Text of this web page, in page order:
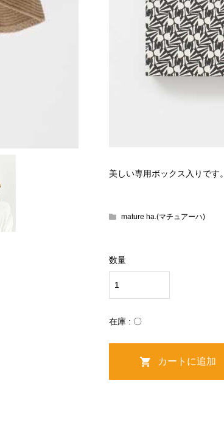
美しい専用ボックス入りです。
mature ha.(マチュアーハ)
数量
在庫 : 〇